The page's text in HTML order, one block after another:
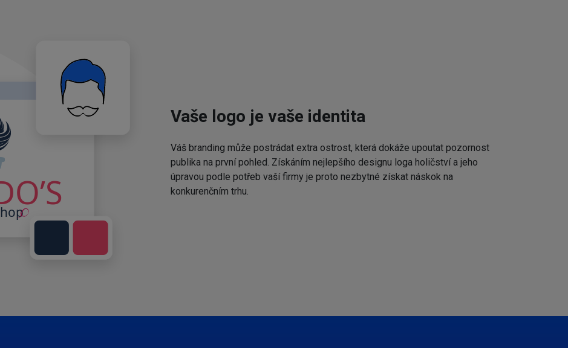
Vaše logo je vaše identita
Váš branding může postrádat extra ostrost, která dokáže upoutat pozornost
publika na první pohled. Získáním nejlepšího designu loga holičství a jeho
úpravou podle potřeb vaší firmy je proto nezbytné získat náskok na
konkurenčním trhu.